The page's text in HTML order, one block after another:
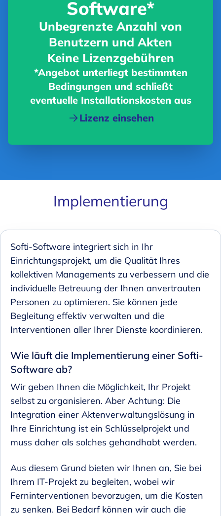
Software*
Unbegrenzte Anzahl von
Benutzern und Akten
Keine Lizenzgebühren
*Angebot unterliegt bestimmten
Bedingungen und schließt
eventuelle Installationskosten aus
Lizenz einsehen
Implementierung
Softi-Software integriert sich in Ihr
Einrichtungsprojekt, um die Qualität Ihres
kollektiven Managements zu verbessern und die
individuelle Betreuung der Ihnen anvertrauten
Personen zu optimieren. Sie können jede
Begleitung effektiv verwalten und die
Interventionen aller Ihrer Dienste koordinieren.
Wie läuft die Implementierung einer Softi-
Software ab?
Wir geben Ihnen die Möglichkeit, Ihr Projekt
selbst zu organisieren. Aber Achtung: Die
Integration einer Aktenverwaltungslösung in
Ihre Einrichtung ist ein Schlüsselprojekt und
muss daher als solches gehandhabt werden.
Aus diesem Grund bieten wir Ihnen an, Sie bei
Ihrem IT-Projekt zu begleiten, wobei wir
Ferninterventionen bevorzugen, um die Kosten
zu senken. Bei Bedarf können wir auch die